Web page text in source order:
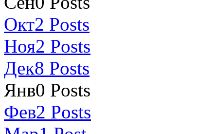
Окт2 Posts
Ноя2 Posts
Дек8 Posts
Янв0 Posts
Фев2 Posts